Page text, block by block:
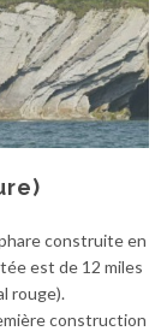
construite en
est de 12 miles
rouge).
construction